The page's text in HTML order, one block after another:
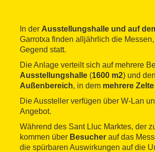
In der Ausstellungshalle und auf
Garrotxa finden alljährlich die
Gegend statt.
Die Anlage verteilt sich auf mehrere
Ausstellungshalle (1600 m2) und
Außenbereich, in dem mehrere Zelte
Die Aussteller verfügen über W-Lan
Angebot.
Während des Sant Lluc Marktes, der
kommen über Besucher auf das
die spürbaren Auswirkungen auf die